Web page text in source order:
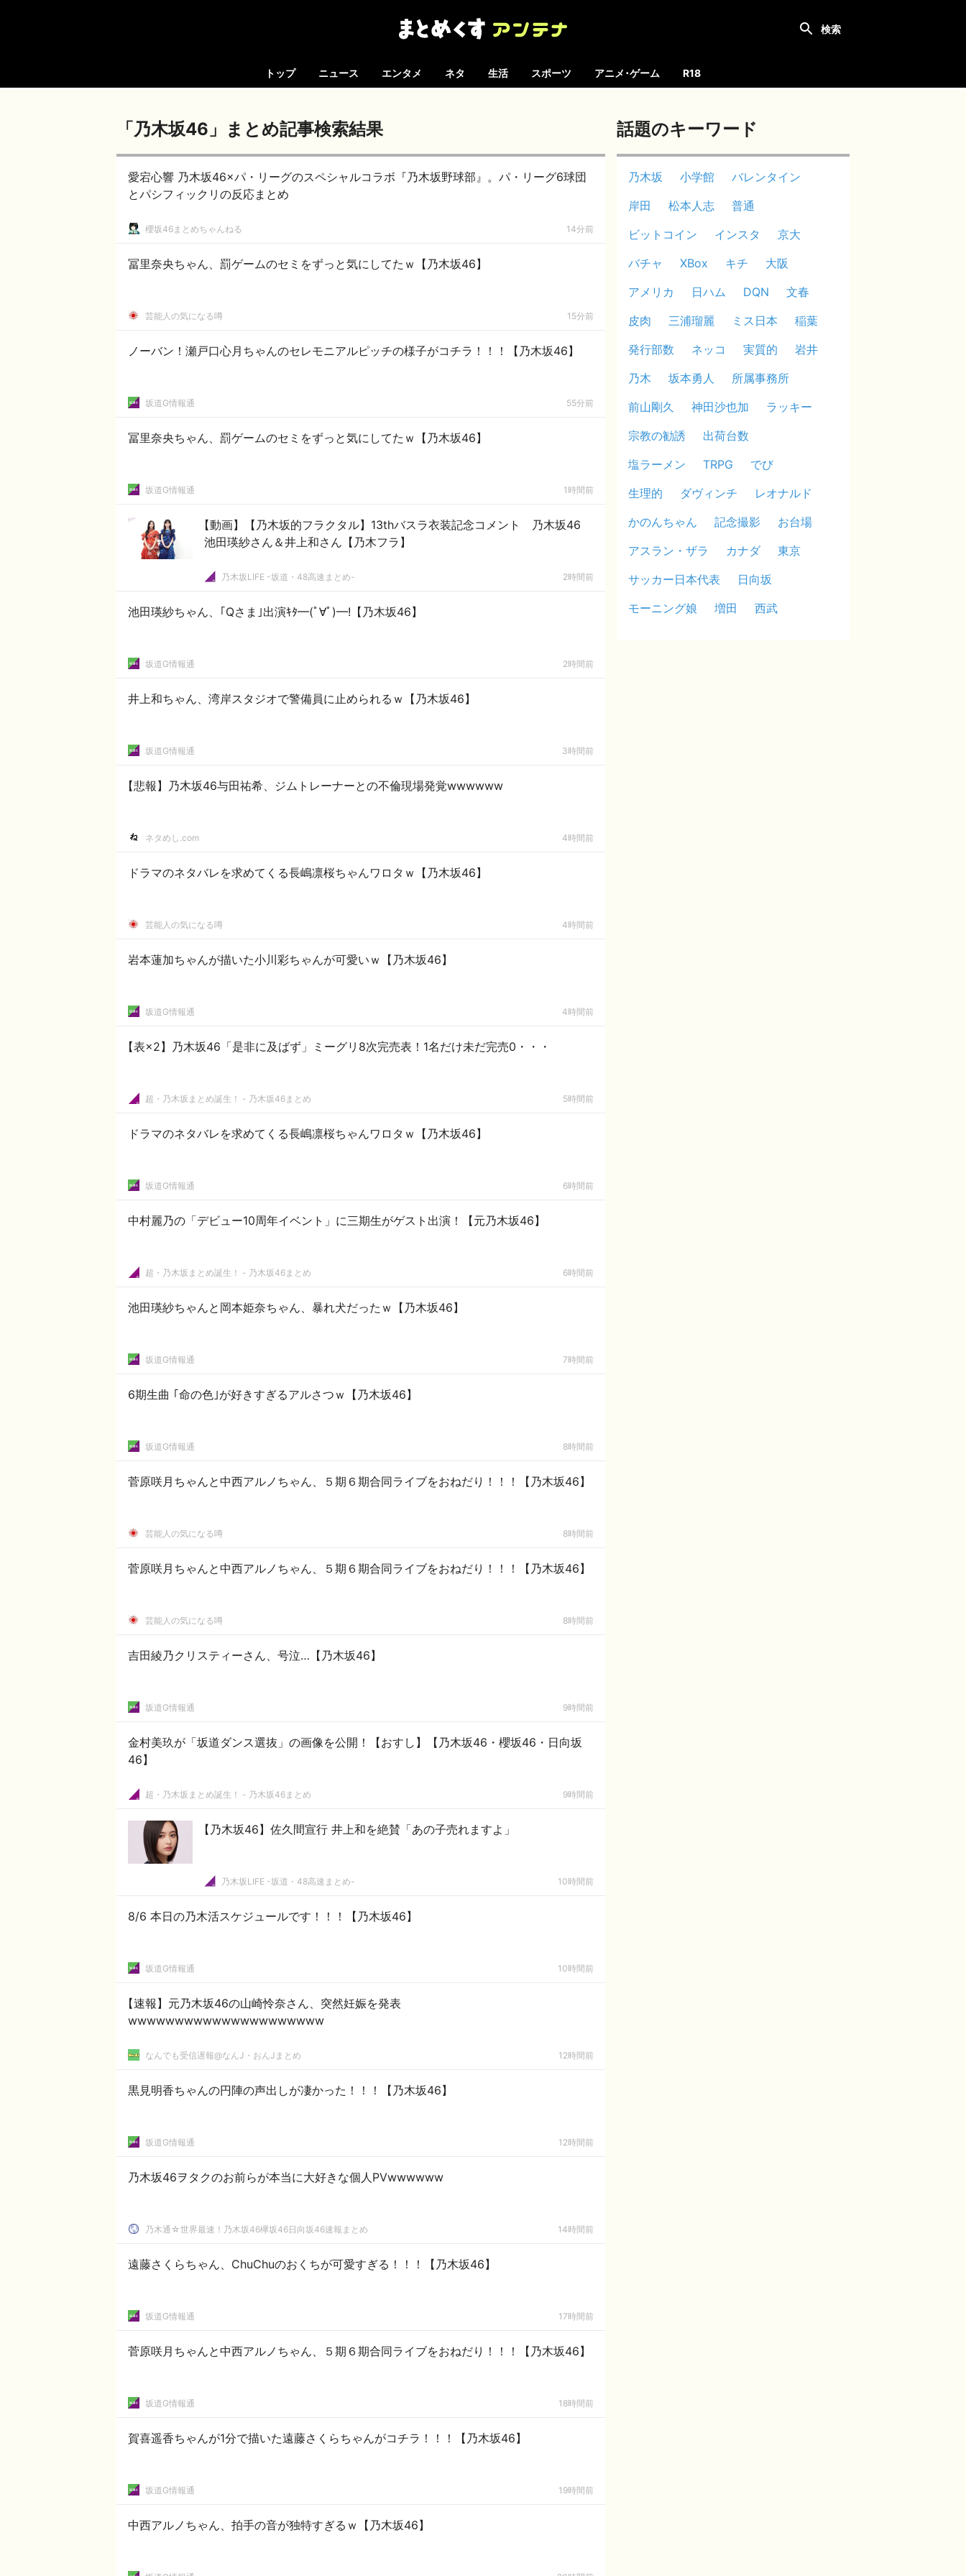
トップ ニュース エンタメ ネタ 生活 スポーツ アニメ･ゲーム R18
「乃木坂46」まとめ記事検索結果
愛宕心響 乃木坂46×パ・リーグのスペシャルコラボ『乃木坂野球部』。パ・リーグ6球団
とパシフィックリの反応まとめ
櫻坂46まとめちゃんねる 14分前
冨里奈央ちゃん、罰ゲームのセミをずっと気にしてたｗ【乃木坂46】
芸能人の気になる噂 15分前
ノーバン！瀬戸口心月ちゃんのセレモニアルピッチの様子がコチラ！！！【乃木坂46】
坂道G情報通 55分前
冨里奈央ちゃん、罰ゲームのセミをずっと気にしてたｗ【乃木坂46】
坂道G情報通 1時間前
【動画】【乃木坂的フラクタル】13thバスラ衣装記念コメント 乃木坂46
池田瑛紗さん＆井上和さん【乃木フラ】
乃木坂LIFE -坂道・48高速まとめ- 2時間前
池田瑛紗ちゃん、｢Qさま｣出演ｷﾀ━(ﾟ∀ﾟ)━!【乃木坂46】
坂道G情報通 2時間前
井上和ちゃん、湾岸スタジオで警備員に止められるｗ【乃木坂46】
坂道G情報通 3時間前
【悲報】乃木坂46与田祐希、ジムトレーナーとの不倫現場発覚wwwwww
ネタめし.com 4時間前
ドラマのネタバレを求めてくる長嶋凛桜ちゃんワロタｗ【乃木坂46】
芸能人の気になる噂 4時間前
岩本蓮加ちゃんが描いた小川彩ちゃんが可愛いｗ【乃木坂46】
坂道G情報通 4時間前
【表×2】乃木坂46「是非に及ばず」ミーグリ8次完売表！1名だけ未だ完売0・・・
超・乃木坂まとめ誕生！ - 乃木坂46まとめ 5時間前
ドラマのネタバレを求めてくる長嶋凛桜ちゃんワロタｗ【乃木坂46】
坂道G情報通 6時間前
中村麗乃の「デビュー10周年イベント」に三期生がゲスト出演！【元乃木坂46】
超・乃木坂まとめ誕生！ - 乃木坂46まとめ 6時間前
池田瑛紗ちゃんと岡本姫奈ちゃん、暴れ犬だったｗ【乃木坂46】
坂道G情報通 7時間前
6期生曲 ｢命の色｣が好きすぎるアルさつｗ【乃木坂46】
坂道G情報通 8時間前
菅原咲月ちゃんと中西アルノちゃん、５期６期合同ライブをおねだり！！！【乃木坂46】
芸能人の気になる噂 8時間前
菅原咲月ちゃんと中西アルノちゃん、５期６期合同ライブをおねだり！！！【乃木坂46】
芸能人の気になる噂 8時間前
吉田綾乃クリスティーさん、号泣…【乃木坂46】
坂道G情報通 9時間前
金村美玖が「坂道ダンス選抜」の画像を公開！【おすし】【乃木坂46・櫻坂46・日向坂
46】
超・乃木坂まとめ誕生！ - 乃木坂46まとめ 9時間前
【乃木坂46】佐久間宣行 井上和を絶賛「あの子売れますよ」
乃木坂LIFE -坂道・48高速まとめ- 10時間前
8/6 本日の乃木活スケジュールです！！！【乃木坂46】
坂道G情報通 10時間前
【速報】元乃木坂46の山崎怜奈さん、突然妊娠を発表
wwwwwwwwwwwwwwwwwwwww
なんでも受信遅報@なんJ・おんJまとめ 12時間前
黒見明香ちゃんの円陣の声出しが凄かった！！！【乃木坂46】
坂道G情報通 12時間前
乃木坂46ヲタクのお前らが本当に大好きな個人PVwwwwww
乃木通☆世界最速！乃木坂46欅坂46日向坂46速報まとめ 14時間前
遠藤さくらちゃん、ChuChuのおくちが可愛すぎる！！！【乃木坂46】
坂道G情報通 17時間前
菅原咲月ちゃんと中西アルノちゃん、５期６期合同ライブをおねだり！！！【乃木坂46】
坂道G情報通 18時間前
賀喜遥香ちゃんが1分で描いた遠藤さくらちゃんがコチラ！！！【乃木坂46】
坂道G情報通 19時間前
中西アルノちゃん、拍手の音が独特すぎるｗ【乃木坂46】
話題のキーワード
乃木坂 小学館
バレンタイン
岸田
松本人志
普通
ビットコイン
インスタ
京大
バチャ
XBox キチ
大阪
アメリカ
日ハム DQN
文春
皮肉
三浦瑠麗 ミス日本
稲葉
発行部数
ネッコ 実質的
岩井
乃木
坂本勇人
所属事務所
前山剛久
神田沙也加
ラッキー
宗教の勧誘
出荷台数
塩ラーメン
TRPG
でび
生理的
ダヴィンチ
レオナルド
かのんちゃん
記念撮影
お台場
アスラン・ザラ
カナダ
東京
サッカー日本代表
日向坂
モーニング娘
増田 西武